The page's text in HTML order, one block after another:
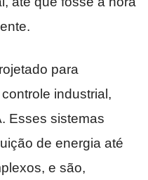
para
industrial,
Esses sistemas
de energia até
e são,